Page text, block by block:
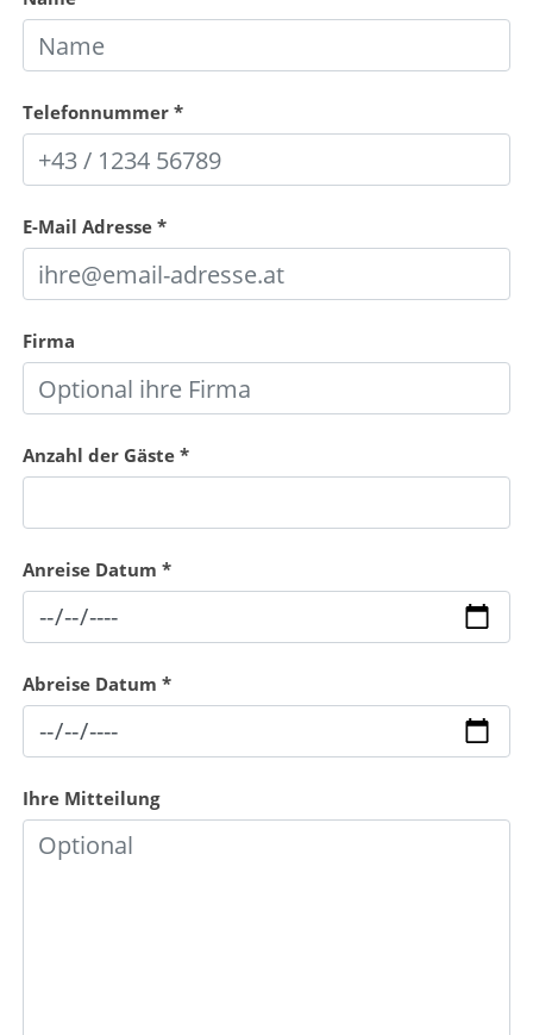
Telefonnummer *
E-Mail Adresse *
Firma
Anzahl der Gäste *
Anreise Datum *
Abreise Datum *
Ihre Mitteilung